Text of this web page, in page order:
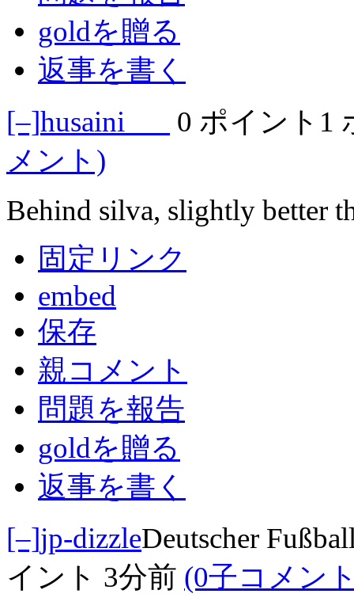
goldを贈る
返事を書く
[–]husaini___ 0 ポイント 1
メント)
Behind silva, slightly better
固定リンク
embed
保存
親コメント
問題を報告
goldを贈る
返事を書く
[–]jp-dizzleDeutscher
イント 3分前 (0子コメン